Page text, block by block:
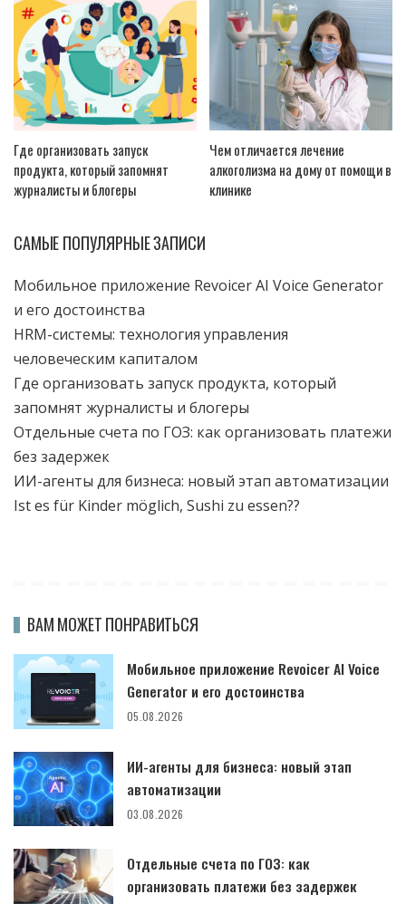
Где организовать запуск
продукта, который запомнят
журналисты и блогеры
Чем отличается лечение
алкоголизма на дому от помощи в
клинике
САМЫЕ ПОПУЛЯРНЫЕ ЗАПИСИ
Мобильное приложение Revoicer AI Voice Generator
и его достоинства
HRM-системы: технология управления
человеческим капиталом
Где организовать запуск продукта, который
запомнят журналисты и блогеры
Отдельные счета по ГОЗ: как организовать платежи
без задержек
ИИ-агенты для бизнеса: новый этап автоматизации
Ist es für Kinder möglich, Sushi zu essen??
ВАМ МОЖЕТ ПОНРАВИТЬСЯ
Мобильное приложение Revoicer AI Voice
Generator и его достоинства
05.08.2026
ИИ-агенты для бизнеса: новый этап
автоматизации
03.08.2026
Отдельные счета по ГОЗ: как
организовать платежи без задержек